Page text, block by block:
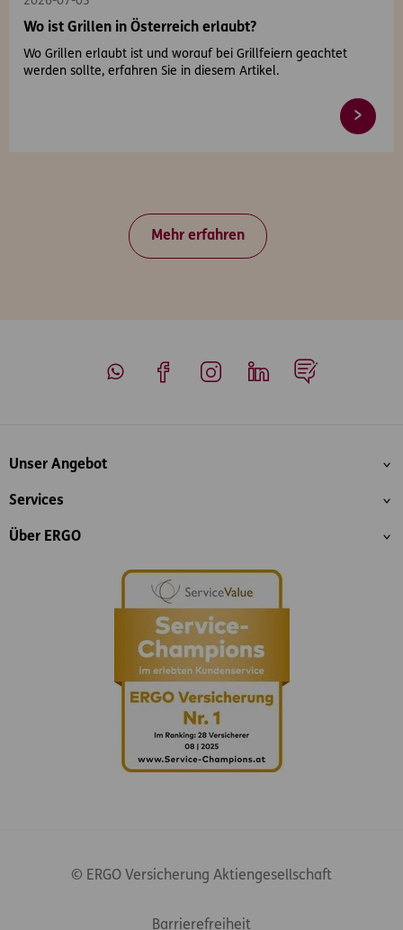
Wo ist Grillen in Österreich erlaubt?
Wo Grillen erlaubt ist und worauf bei Grillfeiern geachtet
werden sollte, erfahren Sie in diesem Artikel.
Mehr erfahren
Inhaltsübersicht
Unser Angebot
Services
Über ERGO
© ERGO Versicherung Aktiengesellschaft
Barrierefreiheit